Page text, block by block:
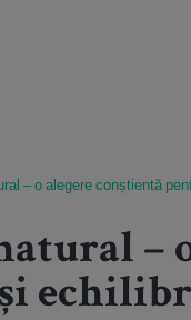
– o alegere conștientă
–